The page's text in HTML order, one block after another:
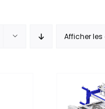
Afficher les